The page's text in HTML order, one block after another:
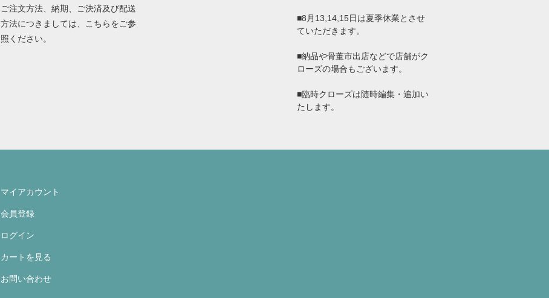
ご注文方法、納期、ご決済及び配送
方法につきましては、
こちらをご参
照ください。
■8月13,14,15日は夏季休業とさせ
ていただきます。
■納品や骨董市出店などで店舗がク
ローズの場合もございます。
■臨時クローズは随時編集・追加い
たします。
マイアカウント
会員登録
ログイン
カートを見る
お問い合わせ